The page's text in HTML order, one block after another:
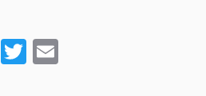
Facebook
Twitter